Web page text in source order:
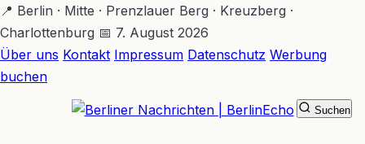
Zum
Hauptinhalt
springen
📍 Berlin · Mitte · Prenzlauer Berg · Kreuzberg ·
Charlottenburg 📅 7. August 2026
Über uns Kontakt Impressum Datenschutz Werbung
buchen
Suchen